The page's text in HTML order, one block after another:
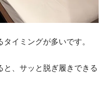
イミングが多いです。
と、サッと脱ぎ履きできる